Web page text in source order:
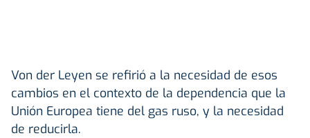
Von der Leyen se refirió a la necesidad de esos
cambios en el contexto de la dependencia que la
Unión Europea tiene del gas ruso, y la necesidad
de reducirla.